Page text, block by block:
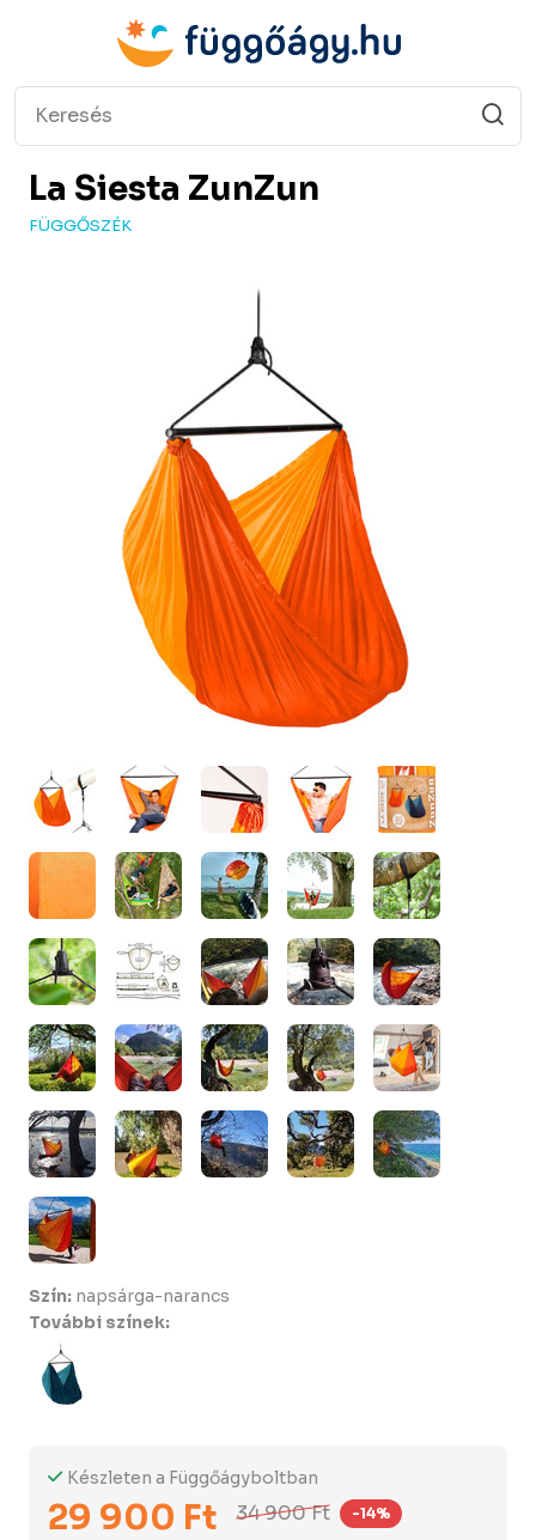
La Siesta ZunZun
FÜGGŐSZÉK
Készleten a Függőágyboltban
29 900 Ft 34 900 Ft -14%
Szín: napsárga-narancs
További színek: